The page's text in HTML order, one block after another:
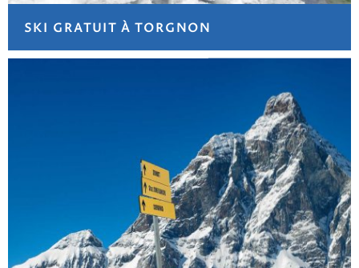
SKI GRATUIT À TORGNON